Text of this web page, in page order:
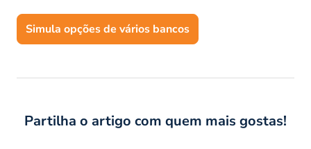
Simula opções de vários bancos
Partilha o artigo com quem mais gostas!